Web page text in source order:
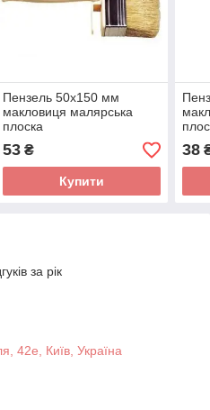
Пензель 50х150 мм
макловиця малярська
плоска
53₴
Купити
38
за рік
42е, Київ, Україна